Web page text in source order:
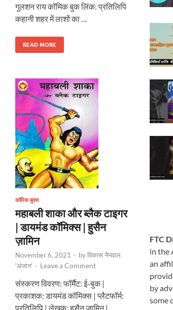
गुलशन राय कॉमिक बुक लिंक: प्रतिलिपि
कहानी शहर में लाशों का …
READ MORE
कॉमिक बुक्स
महाबली शाका और ब्लैक टाइगर
| डायमंड कॉमिक्स | हुसैन
ज़ामिन
November 6, 2021 - byविकास नैनवाल
'अंजान' - Leave a Comment
संस्करण विवरण: फॉर्मैट: ई-बुक |
प्रकाशक: डायमंड कॉमिक्स | प्लैटफॉर्म:
प्रतिलिपि | लेखक: हुसैन ज़ामिन |
FTC
in the
an
by
some